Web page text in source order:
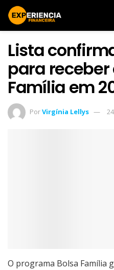
Lista
para receber
Família em
PorVirgínia Lellys
O programa Bolsa Família